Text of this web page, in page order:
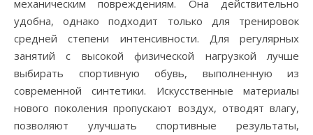
механическим повреждениям. Она действительно
удобна, однако подходит только для тренировок
средней степени интенсивности. Для регулярных
занятий с высокой физической нагрузкой лучше
выбирать спортивную обувь, выполненную из
современной синтетики. Искусственные материалы
нового поколения пропускают воздух, отводят влагу,
позволяют улучшать спортивные результаты,